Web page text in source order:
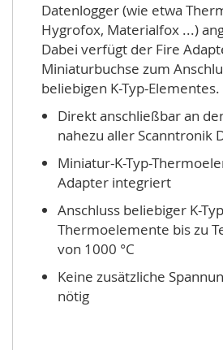
Datenlogger (wie etwa
Hygrofox, Materialfox ...)
Dabei verfügt der Fire
Miniaturbuchse zum
beliebigen K-Typ-Elementes.
Direkt anschließbar an
nahezu aller Scanntronik
Miniatur-K-Typ-
Adapter integriert
Anschluss beliebiger K-
Thermoelemente bis zu
von 1000 °C
Keine zusätzliche
nötig